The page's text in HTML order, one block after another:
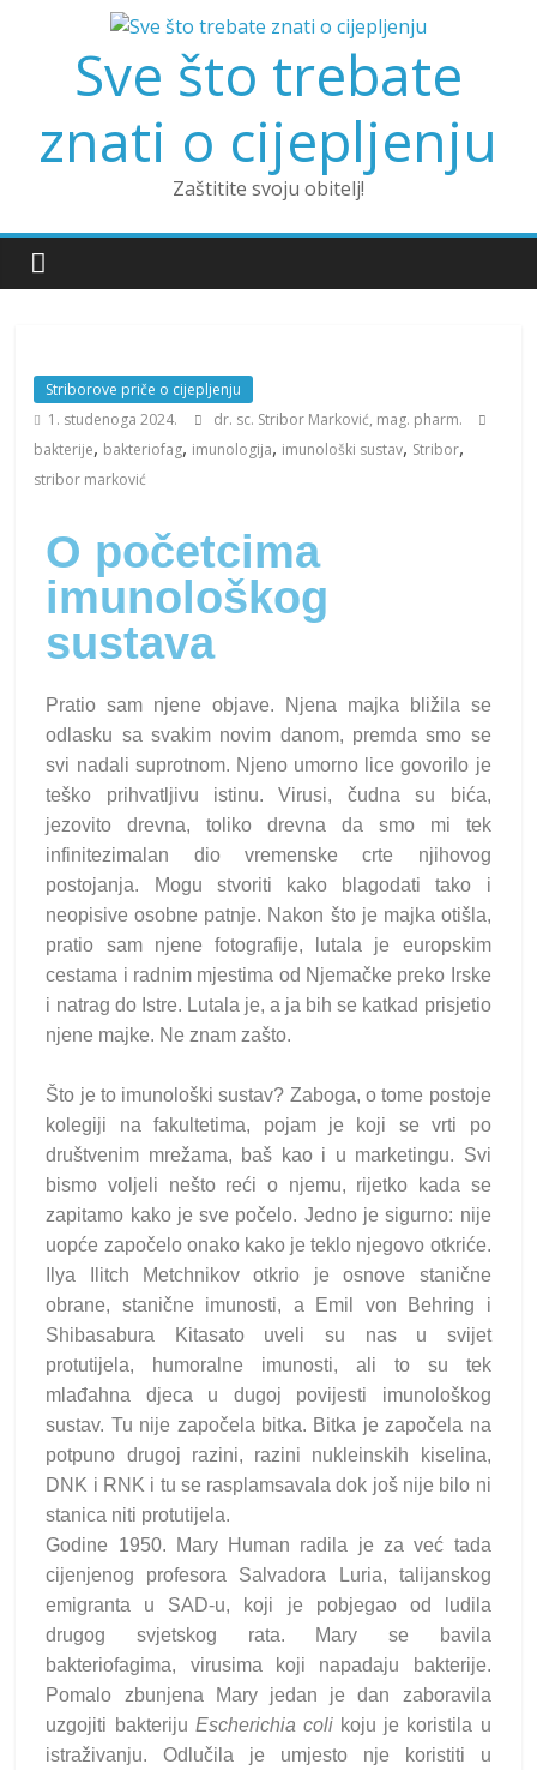
Sve što trebate
znati o cijepljenju
Zaštitite svoju obitelj!
Striborove priče o cijepljenju
1. studenoga 2024.
dr. sc. Stribor Marković, mag. pharm.
bakterije, bakteriofag, imunologija, imunološki sustav, Stribor,
stribor marković
O početcima
imunološkog
sustava
Pratio sam njene objave. Njena majka bližila se
odlasku sa svakim novim danom, premda smo se
svi nadali suprotnom. Njeno umorno lice govorilo je
teško prihvatljivu istinu. Virusi, čudna su bića,
jezovito drevna, toliko drevna da smo mi tek
infinitezimalan dio vremenske crte njihovog
postojanja. Mogu stvoriti kako blagodati tako i
neopisive osobne patnje. Nakon što je majka otišla,
pratio sam njene fotografije, lutala je europskim
cestama i radnim mjestima od Njemačke preko Irske
i natrag do Istre. Lutala je, a ja bih se katkad prisjetio
njene majke. Ne znam zašto.
Što je to imunološki sustav? Zaboga, o tome postoje
kolegiji na fakultetima, pojam je koji se vrti po
društvenim mrežama, baš kao i u marketingu. Svi
bismo voljeli nešto reći o njemu, rijetko kada se
zapitamo kako je sve počelo. Jedno je sigurno: nije
uopće započelo onako kako je teklo njegovo otkriće.
Ilya Ilitch Metchnikov otkrio je osnove stanične
obrane, stanične imunosti, a Emil von Behring i
Shibasabura Kitasato uveli su nas u svijet
protutijela, humoralne imunosti, ali to su tek
mlađahna djeca u dugoj povijesti imunološkog
sustav. Tu nije započela bitka. Bitka je započela na
potpuno drugoj razini, razini nukleinskih kiselina,
DNK i RNK i tu se rasplamsavala dok još nije bilo ni
stanica niti protutijela.
Godine 1950. Mary Human radila je za već tada
cijenjenog profesora Salvadora Luria, talijanskog
emigranta u SAD-u, koji je pobjegao od ludila
drugog svjetskog rata. Mary se bavila
bakteriofagima, virusima koji napadaju bakterije.
Pomalo zbunjena Mary jedan je dan zaboravila
uzgojiti bakteriju Escherichia colikoju je koristila u
istraživanju. Odlučila je umjesto nje koristiti u